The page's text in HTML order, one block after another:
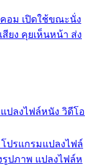
อม เปิดใช้ขณะนั่ง
ยง คุยเห็นหน้า ส่ง
แปลงไฟล์หนัง วิดีโอ
โปรแกรมแปลงไฟล์
รูปภาพ แปลงไฟล์ห